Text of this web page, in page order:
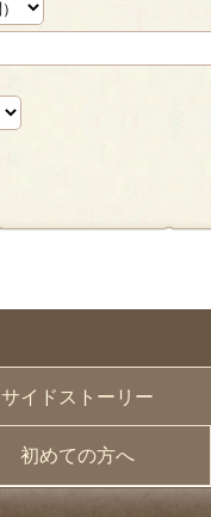
サイドストーリー
初めての方へ